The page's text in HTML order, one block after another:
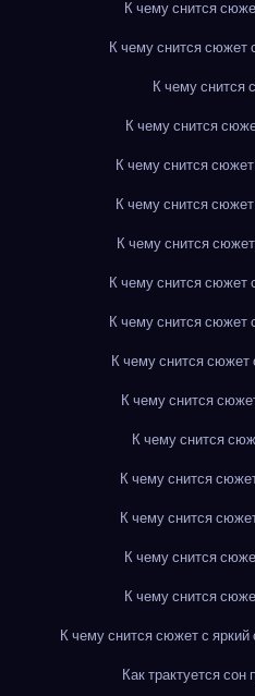
К чему снится
К чему снится сюжет
К чему снится
К чему снится
К чему снится
К чему снится
К чему снится
К чему снится сюжет
К чему снится сюжет
К чему снится сюжет
К чему снится
К чему снится
К чему снится
К чему снится
К чему снится
К чему снится
К чему снится сюжет с яркий
Как трактуется